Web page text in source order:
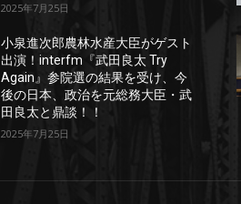
2025年7月25日
小泉進次郎農林水産大臣がゲスト
出演！interfm『武田良太 Try
Again』参院選の結果を受け、今
後の日本、政治を元総務大臣・武
田良太と鼎談！！
2025年7月25日